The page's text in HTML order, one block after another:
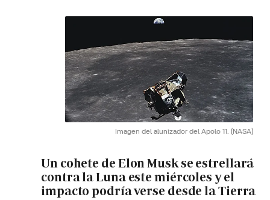
Imagen del alunizador del Apolo 11. (NASA)
Un cohete de Elon Musk se estrellará
contra la Luna este miércoles y el
impacto podría verse desde la Tierra